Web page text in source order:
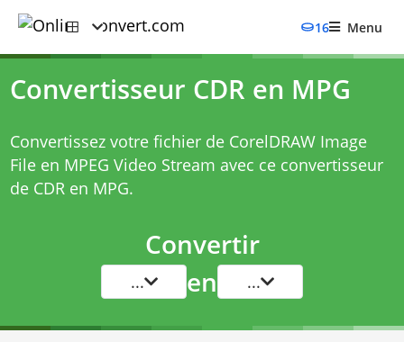
16 Menu
Convertisseur CDR en MPG
Convertissez votre fichier de CorelDRAW Image
File en MPEG Video Stream avec ce convertisseur
de CDR en MPG.
Convertir
... en ...